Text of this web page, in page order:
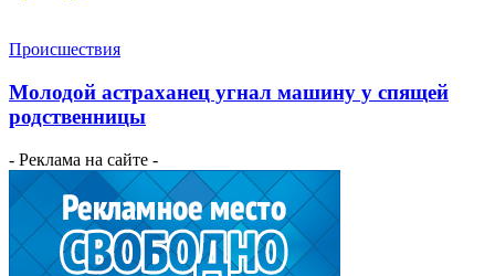
Происшествия
Молодой астраханец угнал машину у спящей
родственницы
- Реклама на сайте -